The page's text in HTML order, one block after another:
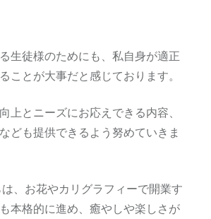
生徒様のためにも、私自身が適正
ことが大事だと感じております。
上とニーズにお応えできる内容、
ども提供できるよう努めていきま
、お花やカリグラフィーで開業す
本格的に進め、癒やしや楽しさが